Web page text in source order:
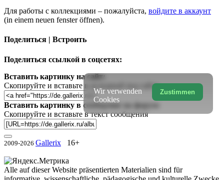
Для работы с коллекциями – пожалуйста, войдите в аккаунт
(in einem neuen fenster öffnen).
Поделиться | Встроить
Поделиться ссылкой в соцсетях:
Вставить картинку на сайт:
Скопируйте и вставьте в исходный код сайта
Вставить картинку в сообщение на форум:
Скопируйте и вставьте в текст сообщения
2009-2026 Gallerix 16+
Alle auf dieser Website präsentierten Materialien sind für
Zustimmen
Wir verwenden
Cookies